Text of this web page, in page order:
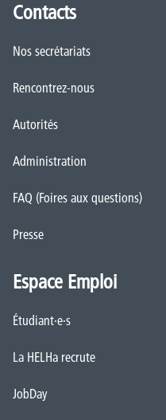
Contacts
Nos secrétariats
Rencontrez-nous
Autorités
Administration
FAQ (Foires aux questions)
Presse
Espace Emploi
Étudiant·e·s
La HELHa recrute
JobDay